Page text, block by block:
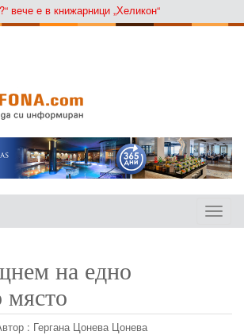
е в книжарници „Хеликон“
Toggle
на едно
място
: Гергана Цонева Цонева